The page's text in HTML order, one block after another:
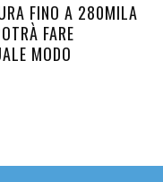
FINO A 280MILA
FARE
MODO